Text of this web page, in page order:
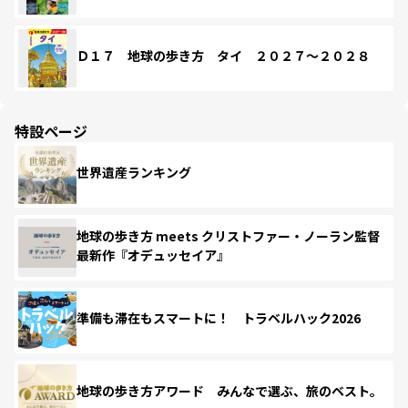
Ｄ１７ 地球の歩き方 タイ ２０２７～２０２８
特設ページ
世界遺産ランキング
地球の歩き方 meets クリストファー・ノーラン監督
最新作『オデュッセイア』
準備も滞在もスマートに！ トラベルハック2026
地球の歩き方アワード みんなで選ぶ、旅のベスト。